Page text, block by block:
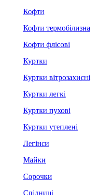
Кофти
Кофти термобілизна
Кофти флісові
Куртки
Куртки вітрозахисні
Куртки легкі
Куртки пухові
Куртки утеплені
Легінси
Майки
Сорочки
Спідниці